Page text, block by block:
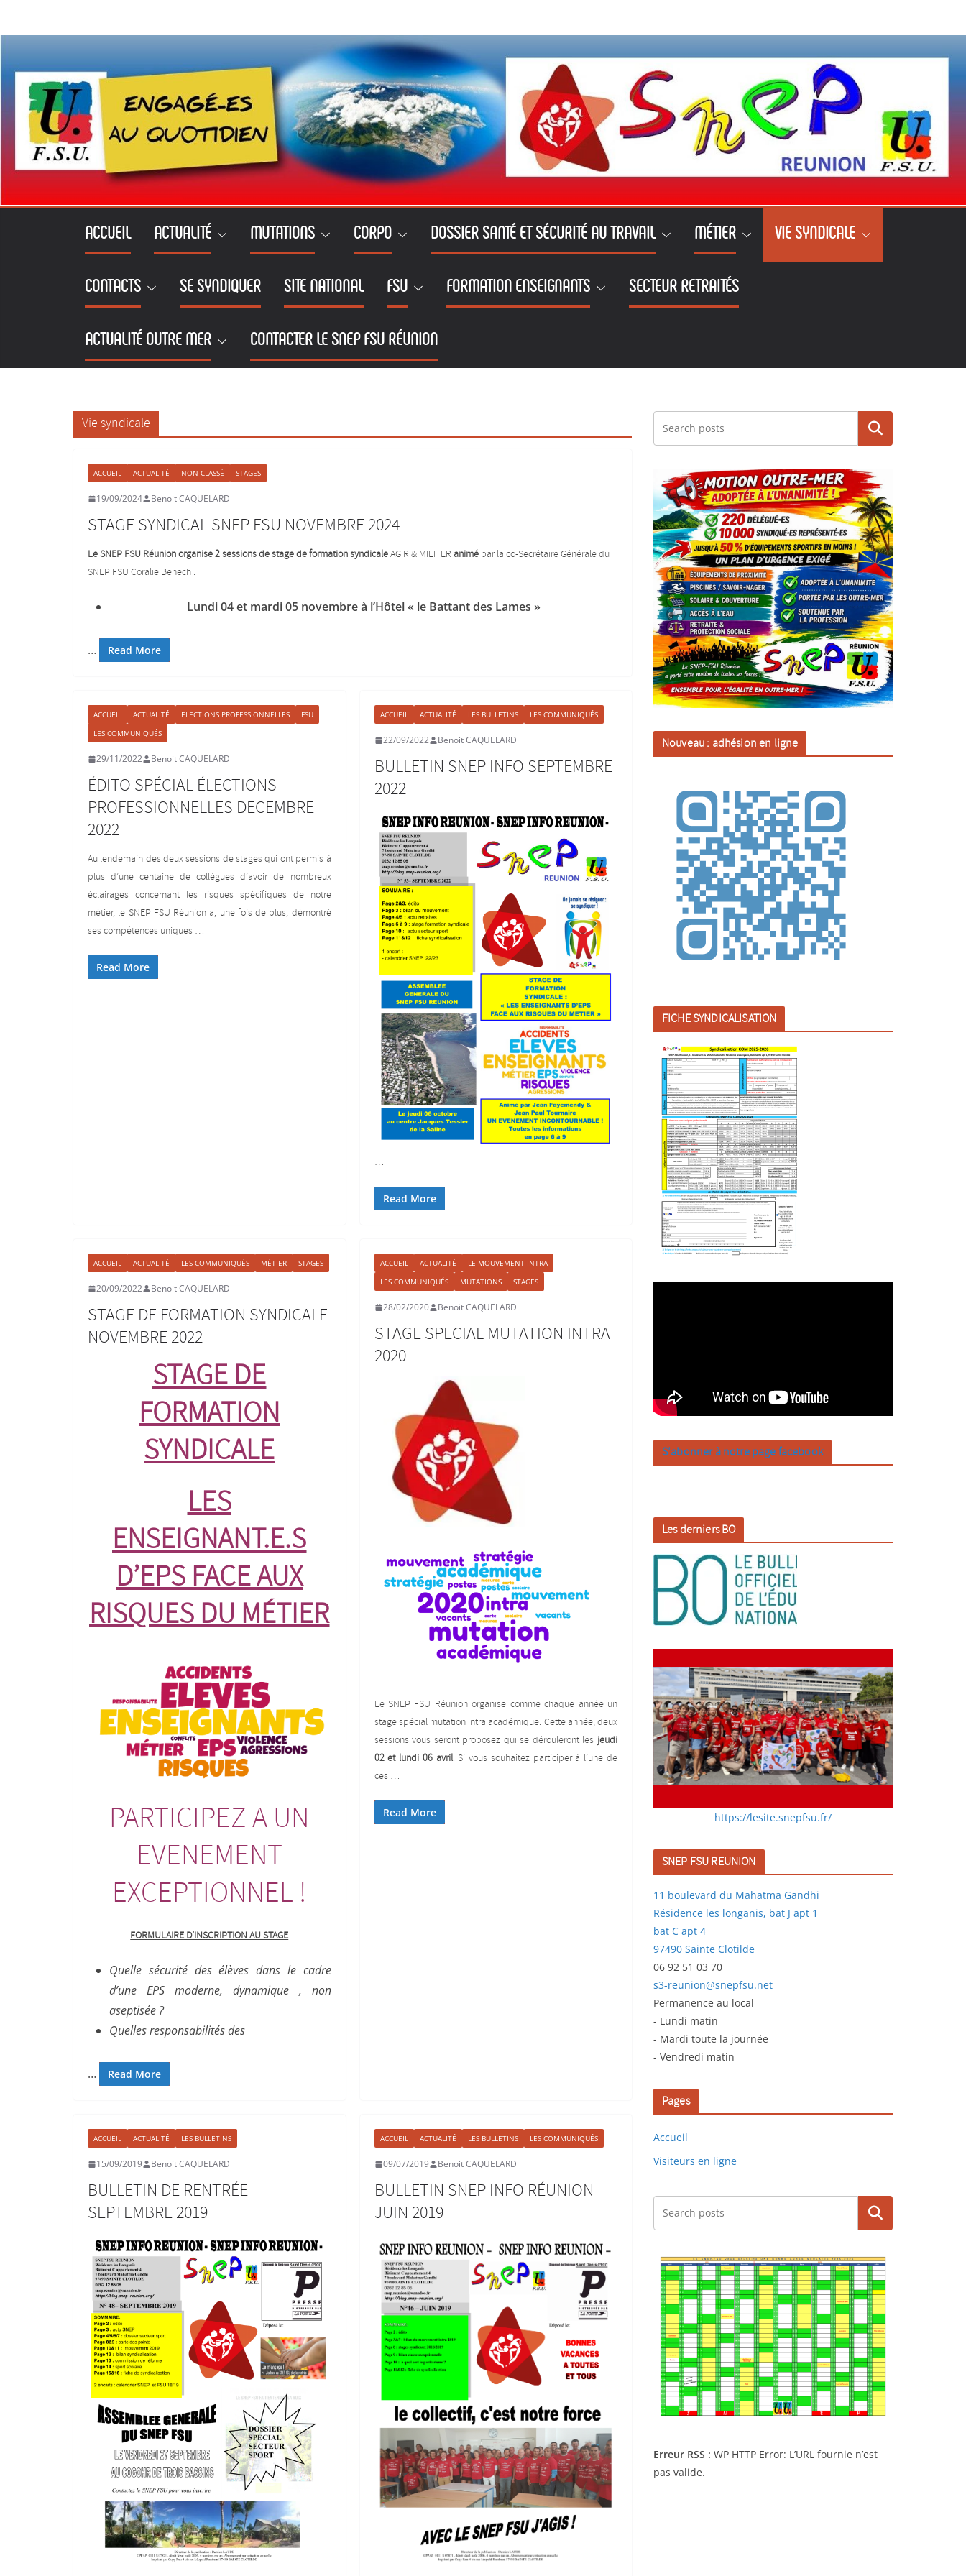
ACCUEIL ACTUALITÉ MUTATIONS CORPO DOSSIER SANTÉ ET SÉCURITÉ AU TRAVAIL MÉTIER VIE SYNDICALE
CONTACTS SE SYNDIQUER SITE NATIONAL FSU FORMATION ENSEIGNANTS SECTEUR RETRAITÉS
ACTUALITÉ OUTRE MER CONTACTER LE SNEP FSU RÉUNION
Vie syndicale
ACCUEIL ACTUALITÉ NON CLASSÉ STAGES
19/09/2024 Benoit CAQUELARD
STAGE SYNDICAL SNEP FSU NOVEMBRE 2024
Le SNEP FSU Réunion organise 2 sessions de stage de formation syndicaleAGIR & MILITER animé par la co-Secrétaire Générale du
SNEP FSU Coralie Benech :
Lundi 04 et mardi 05 novembre à l’Hôtel « le Battant des Lames »
… Read More
ACCUEIL ACTUALITÉ ELECTIONS PROFESSIONNELLES
FSU
LES COMMUNIQUÉS
29/11/2022 Benoit CAQUELARD
ÉDITO SPÉCIAL ÉLECTIONS
PROFESSIONNELLES DECEMBRE
2022
Au lendemain des deux sessions de stages qui ont permis à
plus d’une centaine de collègues d’avoir de nombreux
éclairages concernant les risques spécifiques de notre
métier, le SNEP FSU Réunion a, une fois de plus, démontré
ses compétences uniques …
Read More
ACCUEIL ACTUALITÉ LES BULLETINS LES COMMUNIQUÉS
22/09/2022 Benoit CAQUELARD
BULLETIN SNEP INFO SEPTEMBRE
2022
…
Read More
ACCUEIL ACTUALITÉ LES COMMUNIQUÉS MÉTIER STAGES
20/09/2022 Benoit CAQUELARD
STAGE DE FORMATION SYNDICALE
NOVEMBRE 2022
STAGE DE
FORMATION
SYNDICALE
LES
ENSEIGNANT.E.S
D’EPS FACE AUX
RISQUES DU MÉTIER
PARTICIPEZ A UN
EVENEMENT
EXCEPTIONNEL !
FORMULAIRE D’INSCRIPTION AU STAGE
Quelle sécurité des élèves dans le cadre
d’une EPS moderne, dynamique , non
aseptisée ?
Quelles responsabilités des
… Read More
ACCUEIL ACTUALITÉ
LE MOUVEMENT INTRA
LES COMMUNIQUÉS
MUTATIONS STAGES
28/02/2020 Benoit CAQUELARD
STAGE SPECIAL MUTATION INTRA
2020
Le SNEP FSU Réunion organise comme chaque année un
stage spécial mutation intra académique. Cette année, deux
sessions vous seront proposez qui se dérouleront les jeudi
02 et lundi 06 avril. Si vous souhaitez participer à l’une de
ces …
Read More
ACCUEIL ACTUALITÉ LES BULLETINS
15/09/2019 Benoit CAQUELARD
BULLETIN DE RENTRÉE
SEPTEMBRE 2019
ACCUEIL ACTUALITÉ LES BULLETINS LES COMMUNIQUÉS
09/07/2019 Benoit CAQUELARD
BULLETIN SNEP INFO RÉUNION
JUIN 2019
Rechercher
Nouveau : adhésion en ligne
FICHE SYNDICALISATION
S’abonner à notre page facebook
Les derniers BO
https://lesite.snepfsu.fr/
SNEP FSU REUNION
11 boulevard du Mahatma Gandhi
Résidence les longanis, bat J apt 1
bat C apt 4
97490 Sainte Clotilde
06 92 51 03 70
s3-reunion@snepfsu.net
Permanence au local
- Lundi matin
- Mardi toute la journée
- Vendredi matin
Pages
Accueil
Visiteurs en ligne
Rechercher
Erreur RSS : WP HTTP Error: L’URL fournie n’est
pas valide.